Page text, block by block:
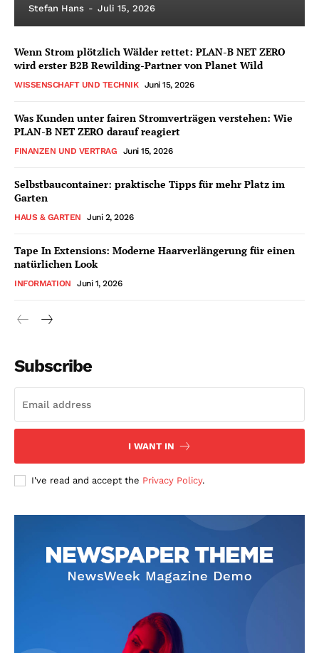
Stefan Hans - Juli 15, 2026
Wenn Strom plötzlich Wälder rettet: PLAN-B NET ZERO
wird erster B2B Rewilding-Partner von Planet Wild
WISSENSCHAFT UND TECHNIK Juni 15, 2026
Was Kunden unter fairen Stromverträgen verstehen: Wie
PLAN-B NET ZERO darauf reagiert
FINANZEN UND VERTRAG Juni 15, 2026
Selbstbaucontainer: praktische Tipps für mehr Platz im
Garten
HAUS & GARTEN Juni 2, 2026
Tape In Extensions: Moderne Haarverlängerung für einen
natürlichen Look
INFORMATION Juni 1, 2026
Subscribe
I WANT IN
I've read and accept the Privacy Policy.